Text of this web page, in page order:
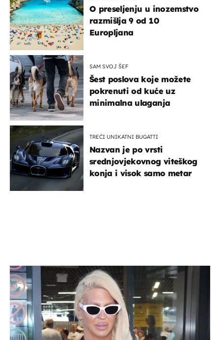
O preseljenju u inozemstvo
razmišlja 9 od 10
Europljana
SAM SVOJ ŠEF
Šest poslova koje možete
pokrenuti od kuće uz
minimalna ulaganja
TREĆI UNIKATNI BUGATTI
Nazvan je po vrsti
srednjovjekovnog viteškog
konja i visok samo metar